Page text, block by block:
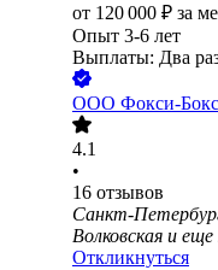
от 120 000 ₽ за
Опыт 3-6 лет
Выплаты: Два
ООО Фокси-Бокс
4.1
•
16 отзывов
Санкт-
Волковская и еще
Откликнуться